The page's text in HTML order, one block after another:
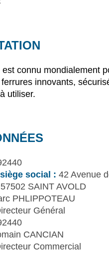
connu mondialement
innovants,
utiliser.
social : 42 Avenue
SAINT AVOLD
PHLIPPOTEAU
Général
CANCIAN
Commercial